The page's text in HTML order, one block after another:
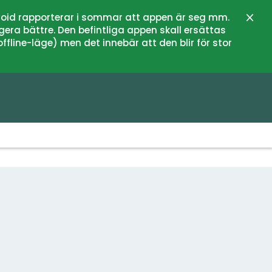
rapporterar i sommar att appen är seg mm.
bättre. Den befintliga appen skall ersättas
läge) men det innebär att den blir för stor